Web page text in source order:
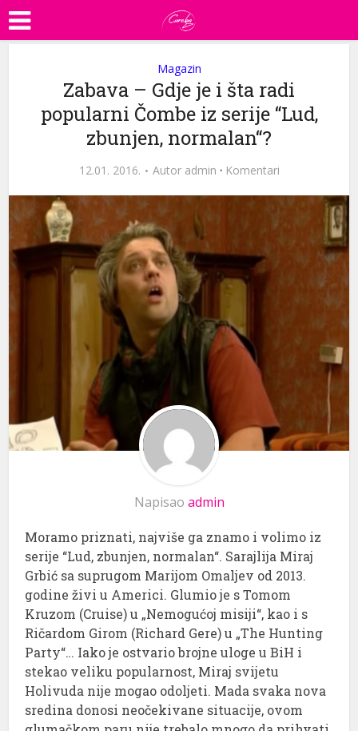
Magazin
Zabava – Gdje je i šta radi
popularni Čombe iz serije “Lud,
zbunjen, normalan“?
12.01. 2016. Autor admin · Komentari
Napisao admin
Moramo priznati, najviše ga znamo i volimo iz
serije “Lud, zbunjen, normalan“. Sarajlija Miraj
Grbić sa suprugom Marijom Omaljev od 2013.
godine živi u Americi. Glumio je s Tomom
Kruzom (Cruise) u „Nemogućoj misiji“, kao i s
Ričardom Girom (Richard Gere) u „The Hunting
Party“… Iako je ostvario brojne uloge u BiH i
stekao veliku popularnost, Miraj svijetu
Holivuda nije mogao odoljeti. Mada svaka nova
sredina donosi neočekivane situacije, ovom